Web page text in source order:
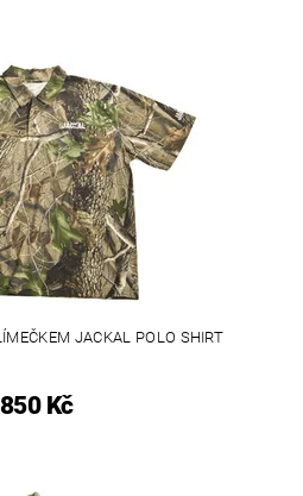
JACKAL POLO SHIRT
850 Kč